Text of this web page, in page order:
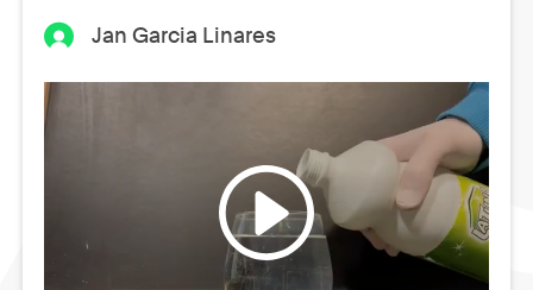
Jan Garcia Linares